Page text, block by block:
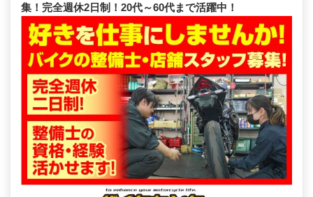
集！完全週休2日制！20代～60代まで活躍中！